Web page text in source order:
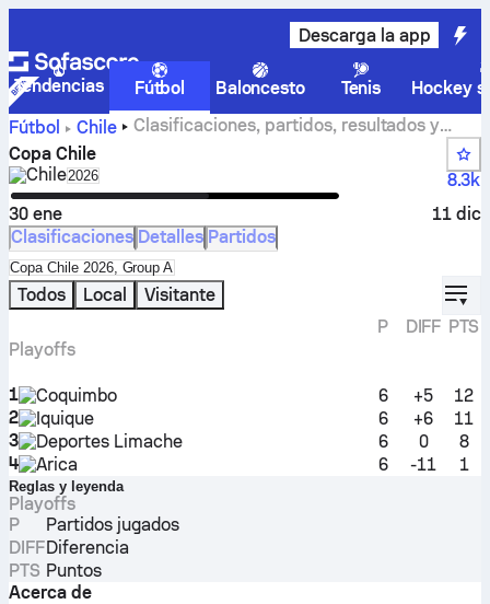
Descarga la app
Tendencias Fútbol Baloncesto Tenis
Hockey
Fútbol
Chile
Clasificaciones, partidos, resultados y
estadísticas de Copa Chile
Copa Chile
ChileSelect season in unique tournament header
2026
8.3k
30 ene
11 dic
Clasificaciones Detalles Partidos
Select standings table in tournament standings
Copa Chile 2026, Group A
Todos Local Visitante
P
DIFF PTS
Playoffs
1 Coquimbo 6 +5
12
2
Iquique 6 +6
11
3
Deportes Limache 6 0
8
4
Arica 6 -11 1
Reglas y leyenda
Playoffs
P
Partidos jugados
DIFFDiferencia
PTS Puntos
Acerca de